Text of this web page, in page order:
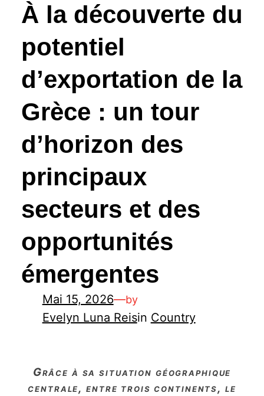
À la découverte du
potentiel
d’exportation de la
Grèce : un tour
d’horizon des
principaux
secteurs et des
opportunités
émergentes
Mai 15, 2026—by
Evelyn Luna Reisin Country
grâce à sa situation géographique
centrale, entre trois continents, le